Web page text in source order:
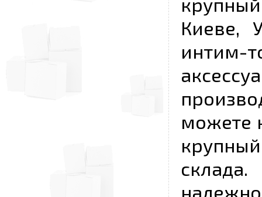
Киеве,
можете